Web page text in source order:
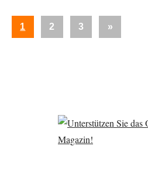
Seitennummerierung
der
1 2 3
Nächste
»